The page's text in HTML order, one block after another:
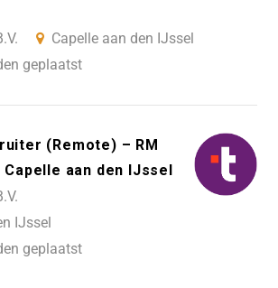
Capelle aan den IJssel
geplaatst
(Remote) – RM
aan den IJssel
IJssel
geplaatst